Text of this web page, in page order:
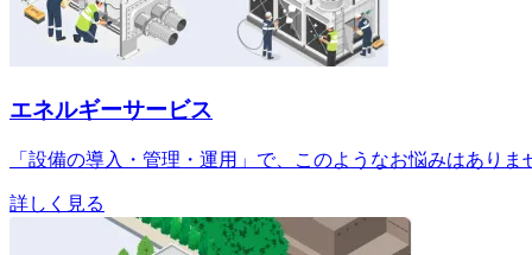
エネルギーサービス
「設備の導入・管理・運用」で、このようなお悩みはありま
詳しく見る